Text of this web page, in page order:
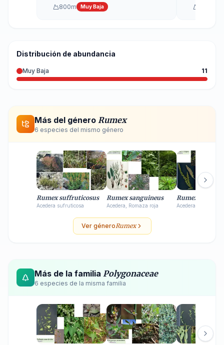
800m Muy Baja
Distribución de abundancia
Muy Baja 11
Más del género Rumex
6 especies del mismo género
Rumex suffruticosus
Acedera sufruticosa
Rumex sanguineus
Acedera, Romaza roja
Rumex crispus
Acedera
Ver géneroRumex
Más de la familia Polygonaceae
6 especies de la misma familia